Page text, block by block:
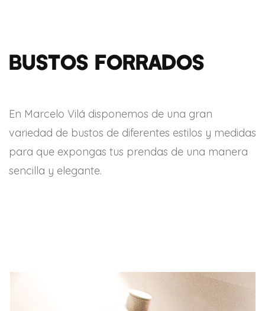
Bustos forrados
En Marcelo Vilá disponemos de una gran
variedad de bustos de diferentes estilos y medidas
para que expongas tus prendas de una manera
sencilla y elegante.